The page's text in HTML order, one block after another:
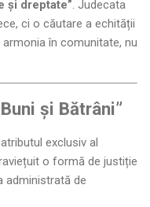
și dreptate”. Judecata
ci o căutare a echității
în comunitate, nu
și Bătrâni”
exclusiv al
o formă de justiție
administrată de